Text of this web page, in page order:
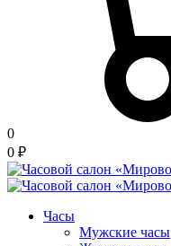
0
0 ₽
Часы
Мужские часы